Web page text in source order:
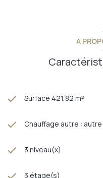
A
Surface 421,82 m²
Chauffage autre :
3 niveau(x)
3 étage(s)